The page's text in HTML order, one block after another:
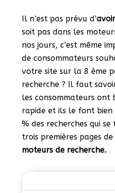
Il n’est pas prévu d’
soit pas dans les
nos jours, c’est même
de consommateurs
votre site sur la 8 ème
recherche ? Il faut
les consommateurs ont
rapide et ils le font bien
% des recherches qui
trois premières pages de
moteurs de recherche.